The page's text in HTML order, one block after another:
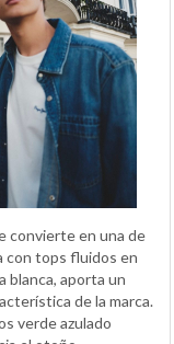
convierte en una de
con tops fluidos en
blanca, aporta un
de la marca.
verde azulado